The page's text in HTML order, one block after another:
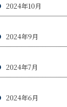
2024年10月
2024年9月
2024年7月
2024年6月